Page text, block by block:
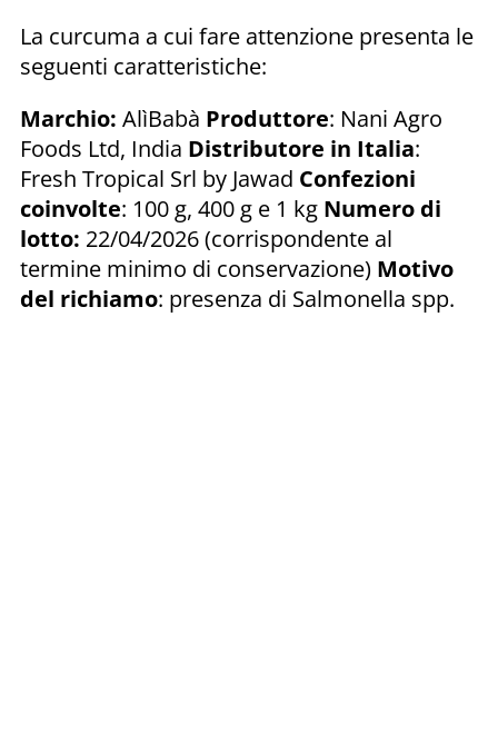
La curcuma a cui fare attenzione presenta le
seguenti caratteristiche:
Marchio: AlìBabà Produttore: Nani Agro
Foods Ltd, India Distributore in Italia:
Fresh Tropical Srl by Jawad Confezioni
coinvolte: 100 g, 400 g e 1 kg Numero di
lotto: 22/04/2026 (corrispondente al
termine minimo di conservazione) Motivo
del richiamo: presenza di Salmonella spp.